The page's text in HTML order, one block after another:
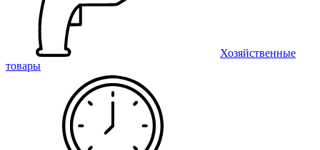
Хозяйственные
товары